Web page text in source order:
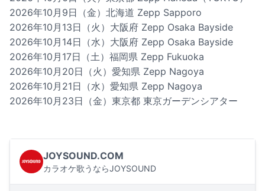
2026年10月9日（金）北海道 Zepp Sapporo
2026年10月13日（火）大阪府 Zepp Osaka Bayside
2026年10月14日（水）大阪府 Zepp Osaka Bayside
2026年10月17日（土）福岡県 Zepp Fukuoka
2026年10月20日（火）愛知県 Zepp Nagoya
2026年10月21日（水）愛知県 Zepp Nagoya
2026年10月23日（金）東京都 東京ガーデンシアター
JOYSOUND.COM
カラオケ歌うならJOYSOUND